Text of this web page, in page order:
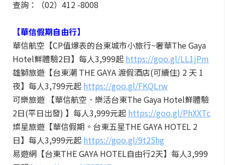
查詢：（02）412 -8008
【華信假期自由行】
華信航空【CP值爆表的台東城市小旅行~奢華The Gaya
Hotel鮮體驗2日】每人3,999起 https://goo.gl/LL1jPm
雄獅旅遊【台東潮 THE GAYA 渡假酒店(可續住) 2 天 1
夜】每人3,799元起 https://goo.gl/FKQLrw
可樂旅遊 【華信航空．樂活台東The Gaya Hotel鮮體驗
2日(平日出發) 】每人3,999元起 https://goo.gl/PhXXTc
燦星旅遊【華信假期。台東五星THE GAYA HOTEL 2
日】每人3,999元起 https://goo.gl/9t25hg
易遊網【台東THE GAYA HOTEL自由行2天】每人3,999